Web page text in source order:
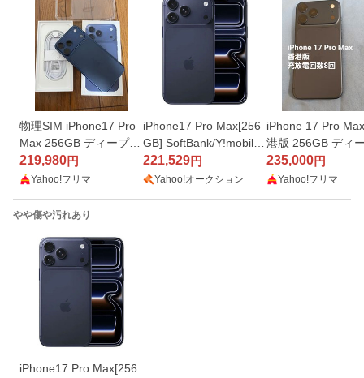
物理SIM iPhone17 Pro
Max 256GB ディープブ
ルーSIMフリー 中国版
219,980円
Yahoo!フリマ
iPhone17 Pro Max[256
GB] SoftBank/Y!mobile
ディープブルー【…
221,529円
Yahoo!オークション
iPhone 17 Pro
港版 256GB ディ
ルー
235,000円
Yahoo!フリマ
やや傷や汚れあり
iPhone17 Pro Max[256